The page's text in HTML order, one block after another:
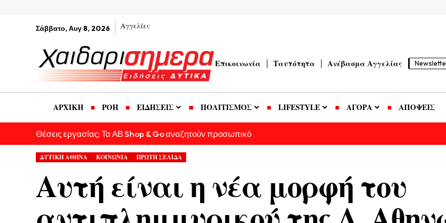
Σάββατο, Αυγ 8, 2026 Αγγελίες
Επικοινωνία Ταυτότητα Ανέβασμα Αγγελίας
ΑΡΧΙΚΗ ΡΟΗ ΕΙΔΗΣΕΙΣ ΠΟΛΙΤΙΣΜΟΣ LIFESTYLE ΑΓΟΡΑ ΑΠΟΨΕΙΣ
Θέσεις εργασίας: Τα ΑΒ Shop & Go αναζητούν προσωπικό
ΔΥΤΙΚΗ ΑΘΗΝΑ ΚΟΙΝΩΝΙΑ ΠΡΩΤΗ ΣΕΛΙΔΑ
Αυτή είναι η νέα μορφή του